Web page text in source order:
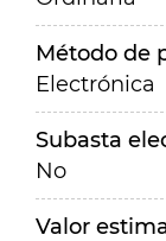
Método de
Electrónica
Subasta
No
Valor